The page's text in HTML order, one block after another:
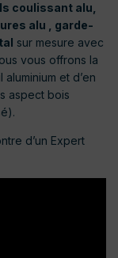
coulissant alu,
alu , garde-
sur mesure avec
vous offrons la
et d’en
aspect bois
d’un Expert